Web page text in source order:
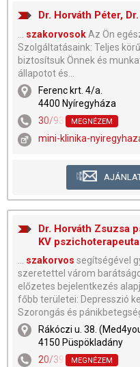
Dr. Horváth Péter,
szakorvosok Az Ön
Szolgáltatásaink: Teljes
biztosítsuk Önnek és
állapotot és...
Ferenc krt. 4/a.
4400 Nyíregyháza
30/938-5797,42/402-
MEGNÉZEM
mini-klinika-
Dr. Horváth Zsuzsa
KV pszichoterapeuta
szakorvos segítségével
szeretettel várom
előzetes bejelentkezés
főbb területei: Depresszió
Szorongás és
Rákóczi u. 38.
4150 Püspökladány
20/399-8046
MEGNÉZEM